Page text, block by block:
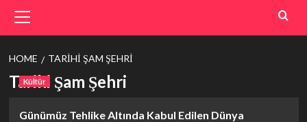
Menu
HOME TARIHI ŞAM ŞEHRI
Tarihi Şam Şehri
Kültür
Günümüz Tehlike Altında Kabul Edilen Dünya